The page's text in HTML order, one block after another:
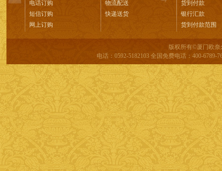
电话订购
短信订购
网上订购
物流配送
快递送货
货到付款
银行汇款
货到付款范围
版权所有©厦门欧
电话：0592-5182103 全国免费电话：400-6789-